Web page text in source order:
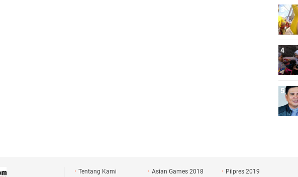
Tentang Kami Asian Games 2018
Pilpres 2019